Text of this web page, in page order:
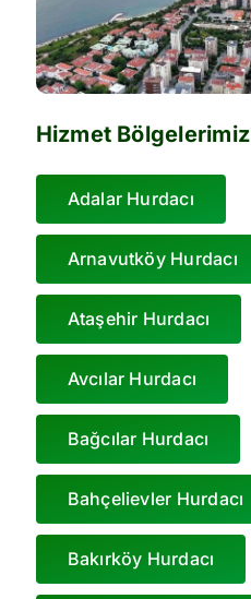
Hizmet Bölgelerimiz
Adalar Hurdacı
Arnavutköy Hurdacı
Ataşehir Hurdacı
Avcılar Hurdacı
Bağcılar Hurdacı
Bahçelievler Hurdacı
Bakırköy Hurdacı